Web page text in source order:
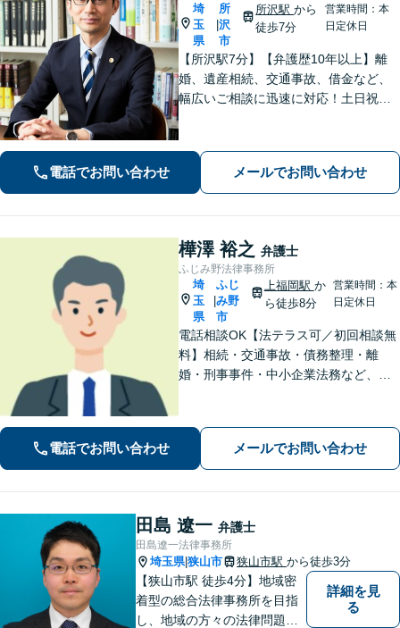
埼
玉
県
所
沢
市
所沢駅から
徒歩7分
営業時間：本
日定休日
【所沢駅7分】【弁護歴10年以上】離
婚、遺産相続、交通事故、借金など、
幅広いご相談に迅速に対応！土日祝夜
ください！【初回相談無料】
電話でお問い合わせ メールでお問い合わせ
樺澤 裕之 弁護士
ふじみ野法律事務所
埼
玉
県
ふじ
み野
市
上福岡駅 か
ら徒歩8分
営業時間：本
日定休日
電話相談OK【法テラス可／初回相談無
料】相続・交通事故・債務整理・離
婚・刑事事件・中小企業法務など、お
へと導きます【休日夜間対応】【上福
岡駅8分】【駐車場あり】
電話でお問い合わせ メールでお問い合わせ
田島 遼一 弁護士
田島遼一法律事務所
埼玉県|狭山市 狭山市駅 から徒歩3分
【狭山市駅 徒歩4分】地域密
着型の総合法律事務所を目指
し、地域の方々の法律問題を
詳細を見
る